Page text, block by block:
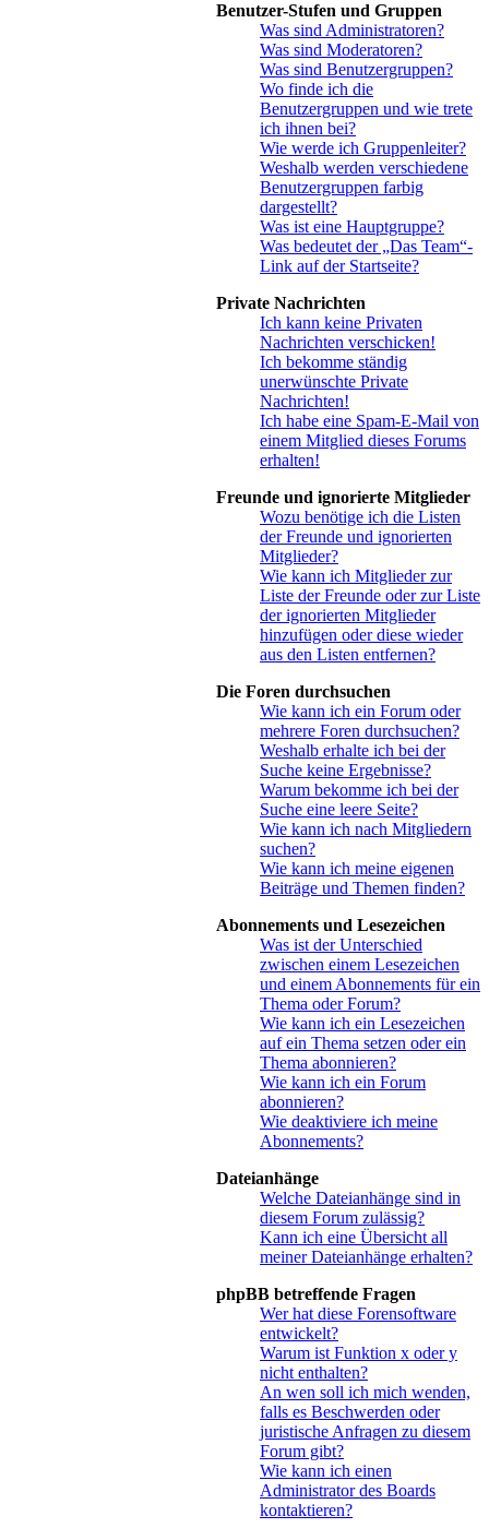
Benutzer-Stufen und Gruppen
Was sind Administratoren?
Was sind Moderatoren?
Was sind Benutzergruppen?
Wo finde ich die
Benutzergruppen und wie trete
ich ihnen bei?
Wie werde ich Gruppenleiter?
Weshalb werden verschiedene
Benutzergruppen farbig
dargestellt?
Was ist eine Hauptgruppe?
Was bedeutet der „Das Team“-
Link auf der Startseite?
Private Nachrichten
Ich kann keine Privaten
Nachrichten verschicken!
Ich bekomme ständig
unerwünschte Private
Nachrichten!
Ich habe eine Spam-E-Mail von
einem Mitglied dieses Forums
erhalten!
Freunde und ignorierte Mitglieder
Wozu benötige ich die Listen
der Freunde und ignorierten
Mitglieder?
Wie kann ich Mitglieder zur
Liste der Freunde oder zur Liste
der ignorierten Mitglieder
hinzufügen oder diese wieder
aus den Listen entfernen?
Die Foren durchsuchen
Wie kann ich ein Forum oder
mehrere Foren durchsuchen?
Weshalb erhalte ich bei der
Suche keine Ergebnisse?
Warum bekomme ich bei der
Suche eine leere Seite?
Wie kann ich nach Mitgliedern
suchen?
Wie kann ich meine eigenen
Beiträge und Themen finden?
Abonnements und Lesezeichen
Was ist der Unterschied
zwischen einem Lesezeichen
und einem Abonnements für ein
Thema oder Forum?
Wie kann ich ein Lesezeichen
auf ein Thema setzen oder ein
Thema abonnieren?
Wie kann ich ein Forum
abonnieren?
Wie deaktiviere ich meine
Abonnements?
Dateianhänge
Welche Dateianhänge sind in
diesem Forum zulässig?
Kann ich eine Übersicht all
meiner Dateianhänge erhalten?
phpBB betreffende Fragen
Wer hat diese Forensoftware
entwickelt?
Warum ist Funktion x oder y
nicht enthalten?
An wen soll ich mich wenden,
falls es Beschwerden oder
juristische Anfragen zu diesem
Forum gibt?
Wie kann ich einen
Administrator des Boards
kontaktieren?